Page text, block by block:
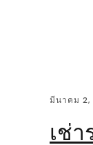
C
o
มีนาคม 2,
เช่